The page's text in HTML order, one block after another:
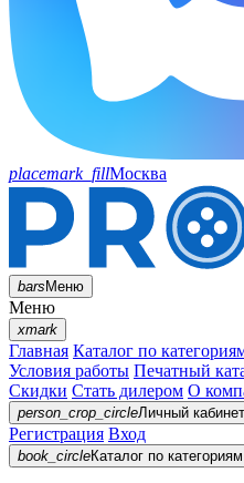
placemark_fillМосква
barsМеню
Меню
xmark
Главная Каталог по
Условия работы Печатный
Скидки Стать дилером О
person_crop_circleЛичный кабинет
Регистрация Вход
book_circleКаталог по категориям